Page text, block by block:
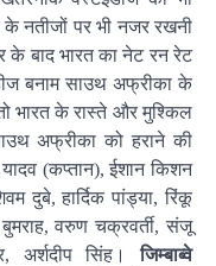
के नतीजों पर भी नजर रखनी
के बाद भारत का नेट रन रेट
बनाम साउथ अफ्रीका के
भारत के रास्ते और मुश्किल
अफ्रीका को हराने की
(कप्तान), ईशान किशन
दुबे, हार्दिक पांड्या, रिंकू
वरुण चक्रवर्ती, संजू
अर्शदीप सिंह।जिम्‍बाब्‍वे